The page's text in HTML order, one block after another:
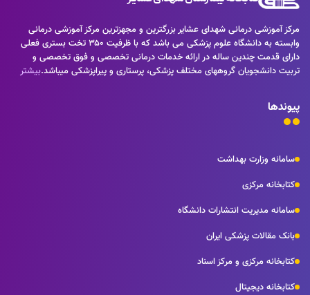
مرکز آموزشی درمانی شهدای عشایر بزرگترین و مجهزترین مرکز آموزشی درمانی
وابسته به دانشگاه علوم پزشکی می باشد که با ظرفیت ۳۵۰ تخت بستری فعلی
دارای قدمت چندین ساله در ارائه خدمات درمانی تخصصی و فوق تخصصی و
تربیت دانشجویان گروههای مختلف پزشکی، پرستاری و پیراپزشکی میباشد.بیشتر
پیوندها
سامانه وزارت بهداشت
کتابخانه مرکزی
سامانه مدیریت انتشارات دانشگاه
بانک مقالات پزشکی ایران
کتابخانه مرکزی و مرکز اسناد
کتابخانه دیجیتال